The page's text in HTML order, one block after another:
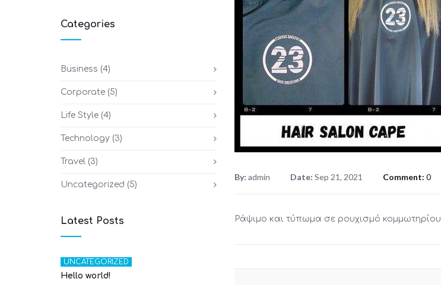
Categories
Business (4)
Corporate (5)
Life Style (4)
Technology (3)
Travel (3)
Uncategorized (5)
Latest Posts
UNCATEGORIZED
Hello world!
By: admin Date: Sep 21, 2021 Comment: 0
Ράψιμο και τύπωμα σε ρουχισμό κομμωτηρίου